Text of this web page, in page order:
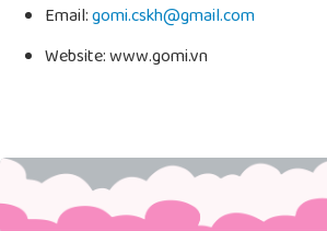
Email:gomi.cskh@gmail.com
Website: www.gomi.vn